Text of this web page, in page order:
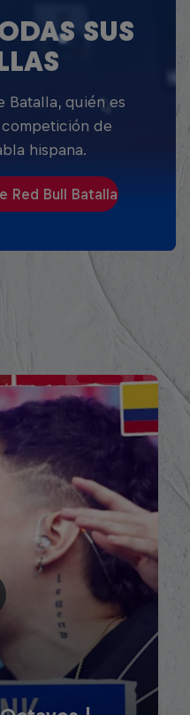
SUS
Batalla, quién es
de
hispana.
Red Bull Batalla